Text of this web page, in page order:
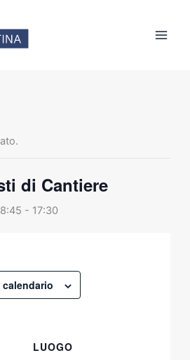
di Cantiere
- 17:30
LUOGO